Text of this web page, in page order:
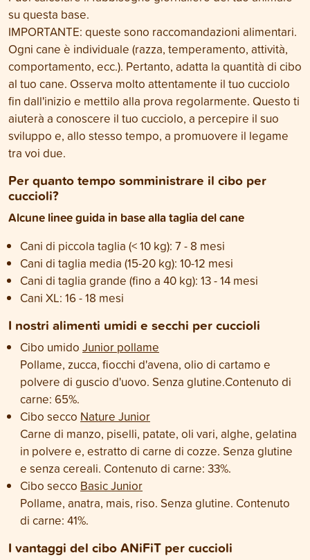
su questa base.
IMPORTANTE: queste sono raccomandazioni alimentari.
Ogni cane è individuale (razza, temperamento, attività,
comportamento, ecc.). Pertanto, adatta la quantità di cibo
al tuo cane. Osserva molto attentamente il tuo cucciolo
fin dall'inizio e mettilo alla prova regolarmente. Questo ti
aiuterà a conoscere il tuo cucciolo, a percepire il suo
sviluppo e, allo stesso tempo, a promuovere il legame
tra voi due.
Per quanto tempo somministrare il cibo per
cuccioli?
Alcune linee guida in base alla taglia del cane
Cani di piccola taglia (< 10 kg): 7 - 8 mesi
Cani di taglia media (15-20 kg): 10-12 mesi
Cani di taglia grande (fino a 40 kg): 13 - 14 mesi
Cani XL: 16 - 18 mesi
I nostri alimenti umidi e secchi per cuccioli
Cibo umido Junior pollame
Pollame, zucca, fiocchi d'avena, olio di cartamo e
polvere di guscio d'uovo. Senza glutine.Contenuto di
carne: 65%.
Cibo secco Nature Junior
Carne di manzo, piselli, patate, oli vari, alghe, gelatina
in polvere e, estratto di carne di cozze. Senza glutine
e senza cereali. Contenuto di carne: 33%.
Cibo secco Basic Junior
Pollame, anatra, mais, riso. Senza glutine. Contenuto
di carne: 41%.
I vantaggi del cibo ANiFiT per cuccioli